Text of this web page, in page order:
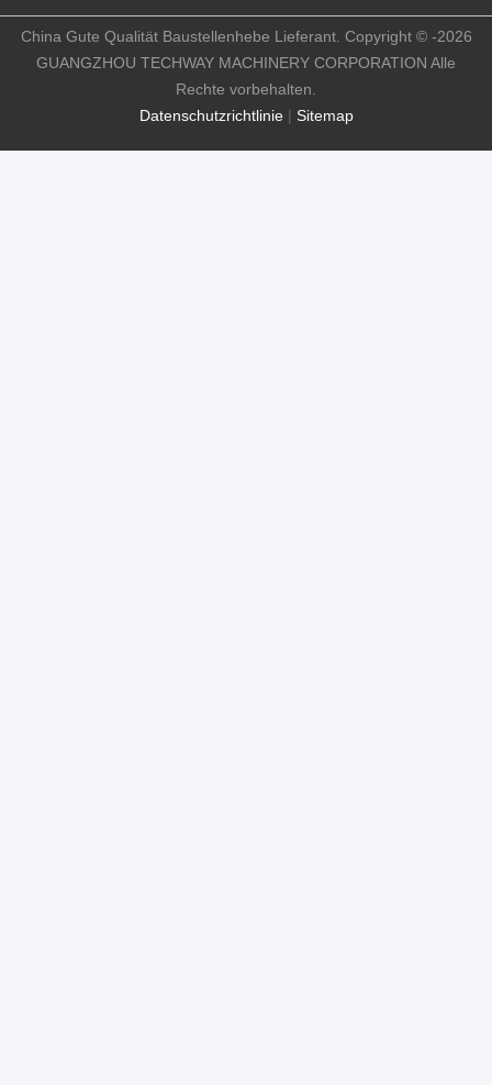
Datenschutzrichtlinie| Sitemap
China Gute Qualität Baustellenhebe Lieferant. Copyright © -2026
GUANGZHOU TECHWAY MACHINERY CORPORATION Alle
Rechte vorbehalten.